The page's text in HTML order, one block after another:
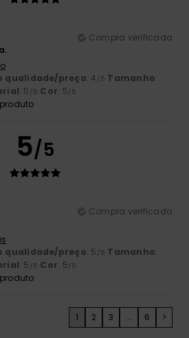
Compra verificada
qualidade/preço: 4 /5 Tamanho:
: 5 /5 Cor: 5/5
5/5
Compra verificada
qualidade/preço: 5 /5 Tamanho:
: 5 /5 Cor: 5/5
1 2 3 ... 6 >